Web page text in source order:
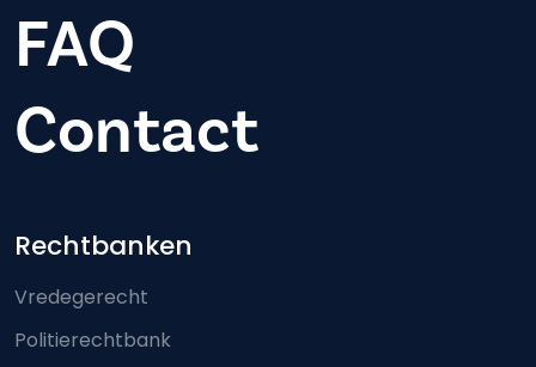
FAQ
Contact
Footer-menu
Rechtbanken
Vredegerecht
Politierechtbank